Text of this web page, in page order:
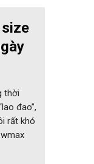
thời
đao”,
rất khó